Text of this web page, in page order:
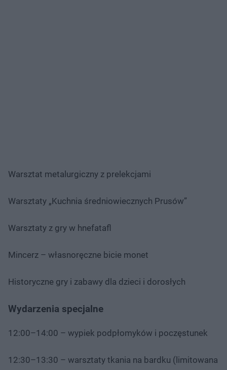
Warsztat metalurgiczny z prelekcjami
Warsztaty „Kuchnia średniowiecznych Prusów”
Warsztaty z gry w hnefatafl
Mincerz – własnoręczne bicie monet
Historyczne gry i zabawy dla dzieci i dorosłych
Wydarzenia specjalne
12:00–14:00 – wypiek podpłomyków i poczęstunek
12:30–13:30 – warsztaty tkania na bardku (limitowana